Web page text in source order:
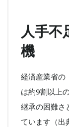
人手不
機
経済産業省の
は約9割以上
継承の困難さ
ています（出